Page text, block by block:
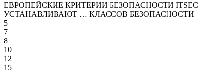
ЕВРОПЕЙСКИЕ КРИТЕРИИ БЕЗОПАСНОСТИ ITSEC
УСТАНАВЛИВАЮТ … КЛАССОВ БЕЗОПАСНОСТИ
5
7
8
10
12
15